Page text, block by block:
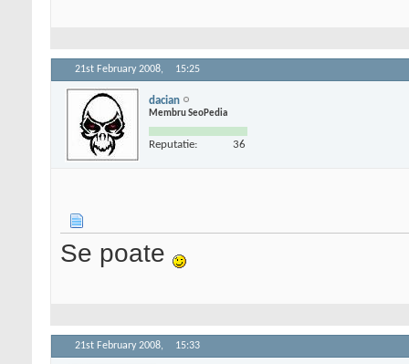
21st February 2008, 15:25
dacian
Membru SeoPedia
Reputatie: 36
Se poate
21st February 2008, 15:33